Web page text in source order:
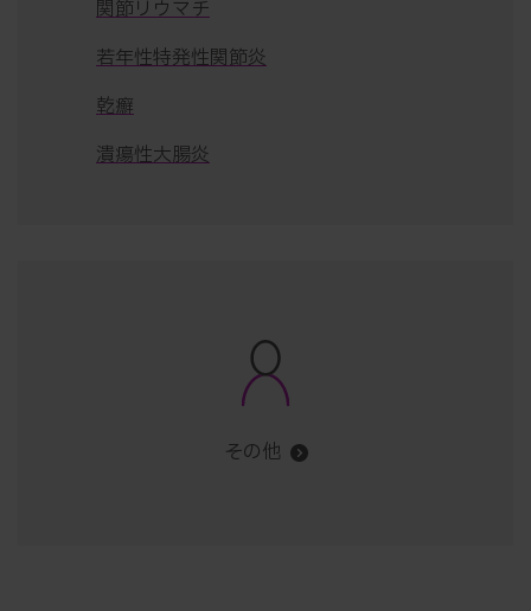
関節リウマチ
若年性特発性関節炎
乾癬
潰瘍性大腸炎
その他